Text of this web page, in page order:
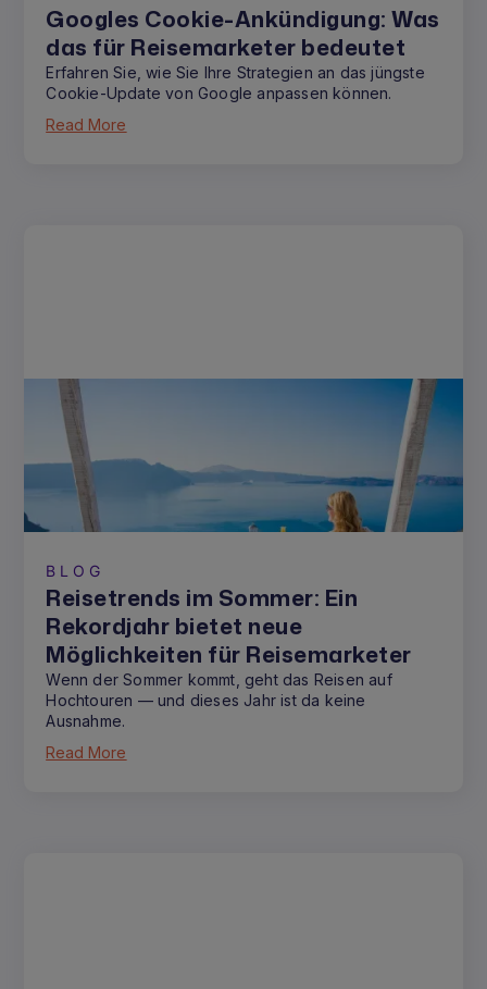
Googles Cookie-Ankündigung: Was
das für Reisemarketer bedeutet
Erfahren Sie, wie Sie Ihre Strategien an das jüngste
Cookie-Update von Google anpassen können.
Read More
BLOG
Reisetrends im Sommer: Ein
Rekordjahr bietet neue
Möglichkeiten für Reisemarketer
Wenn der Sommer kommt, geht das Reisen auf
Hochtouren — und dieses Jahr ist da keine
Ausnahme.
Read More